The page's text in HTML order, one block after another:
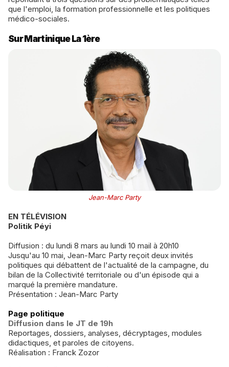
que l'emploi, la formation professionnelle et les politiques
médico-sociales.
Sur Martinique La 1ère
Jean-Marc Party
EN TÉLÉVISION
Politik Péyi
Diffusion : du lundi 8 mars au lundi 10 mail à 20h10
Jusqu'au 10 mai, Jean-Marc Party reçoit deux invités
politiques qui débattent de l'actualité de la campagne, du
bilan de la Collectivité territoriale ou d'un épisode qui a
marqué la première mandature.
Présentation : Jean-Marc Party
Page politique
Diffusion dans le JT de 19h
Reportages, dossiers, analyses, décryptages, modules
didactiques, et paroles de citoyens.
Réalisation : Franck Zozor